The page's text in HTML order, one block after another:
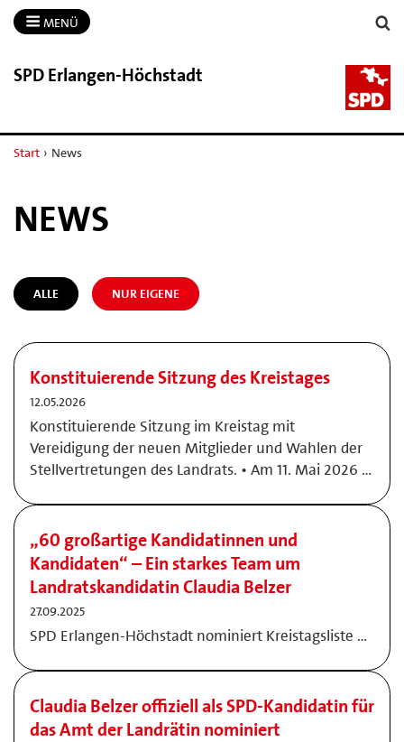
MENÜ
SPD Erlangen-​Höchstadt
Start › News
NEWS
ALLE NUR EIGENE
Konstituierende Sitzung des Kreistages
12.05.2026
Konstituierende Sitzung im Kreistag mit
Vereidigung der neuen Mitglieder und Wahlen der
Stellvertretungen des Landrats. • Am 11. Mai 2026 …
„60 großartige Kandidatinnen und
Kandidaten“ – Ein starkes Team um
Landratskandidatin Claudia Belzer
27.09.2025
SPD Erlangen-Höchstadt nominiert Kreistagsliste …
Claudia Belzer offiziell als SPD-Kandidatin für
das Amt der Landrätin nominiert